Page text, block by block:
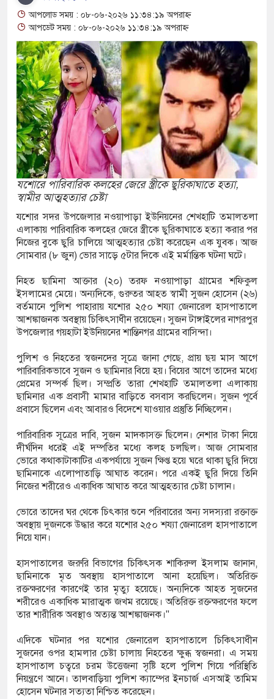
ধরতে গিয়ে পানিতে ডুবে শিশুর মৃত্যু
ইয়াবা-গাঁজাসহ দুই মাদক কারবারী গ্রেপ্তার
৩ মাদক কারবারি গ্রেপ্তার, আড়াই কেজি গাঁজা
কাজেম শাহ, আট ঘণ্টা বিমানে অপেক্ষার পর
মত চালু হলো শিশুদের সফট ইনডোর প্লে-গ্রাউন্ড
ব্যবসায়ীসহ গ্রেফতার-৮
অভিযানে নারীসহ মাদক কারবারি গ্রেফতার
পূর্ববিরোধের জেরে দুই পক্ষের সংঘর্ষ, আহত ৩০
গিয়ে পানিতে ডুবে গৃহবধূর মৃত্যু
রাজি না হওয়ায় তরুণীকে ‘চোর’ সাজিয়ে
আপলোড সময় : ০৮-০৬-২০২৬ ১১:৩৪:১৯ অপরাহ্ন
আপডেট সময় : ০৮-০৬-২০২৬ ১১:৩৪:১৯ অপরাহ্ন
যশোরে পারিবারিক কলহের জেরে স্ত্রীকে ছুরিকাঘাতে হত্যা,
স্বামীর আত্মহত্যার চেষ্টা
যশোর সদর উপজেলার নওয়াপাড়া ইউনিয়নের শেখহাটি তমালতলা
এলাকায় পারিবারিক কলহের জেরে স্ত্রীকে ছুরিকাঘাতে হত্যা করার পর
নিজের বুকে ছুরি চালিয়ে আত্মহত্যার চেষ্টা করেছেন এক যুবক। আজ
সোমবার (৮ জুন) ভোর সাড়ে ৫টার দিকে এই মর্মান্তিক ঘটনা ঘটে।
নিহত ছামিনা আক্তার (২০) তরফ নওয়াপাড়া গ্রামের শফিকুল
ইসলামের মেয়ে। অন্যদিকে, গুরুতর আহত স্বামী সুজন হোসেন (২৬)
বর্তমানে পুলিশ পাহারায় যশোর ২৫০ শয্যা জেনারেল হাসপাতালে
আশঙ্কাজনক অবস্থায় চিকিৎসাধীন রয়েছেন। সুজন টাঙ্গাইলের নাগরপুর
উপজেলার গয়হাটা ইউনিয়নের শান্তিনগর গ্রামের বাসিন্দা।
পুলিশ ও নিহতের স্বজনদের সূত্রে জানা গেছে, প্রায় ছয় মাস আগে
পারিবারিকভাবে সুজন ও ছামিনার বিয়ে হয়। বিয়ের আগে তাদের মধ্যে
প্রেমের সম্পর্ক ছিল। সম্প্রতি তারা শেখহাটি তমালতলা এলাকায়
ছামিনার এক প্রবাসী মামার বাড়িতে বসবাস করছিলেন। সুজন পূর্বে
প্রবাসে ছিলেন এবং আবারও বিদেশে যাওয়ার প্রস্তুতি নিচ্ছিলেন।
পারিবারিক সূত্রের দাবি, সুজন মাদকাসক্ত ছিলেন। নেশার টাকা নিয়ে
দীর্ঘদিন ধরেই এই দম্পতির মধ্যে কলহ চলছিল। আজ সোমবার
ভোরে কথাকাটাকাটির একপর্যায়ে সুজন ক্ষিপ্ত হয়ে ঘরে থাকা ছুরি দিয়ে
ছামিনাকে এলোপাতাড়ি আঘাত করেন। পরে একই ছুরি দিয়ে তিনি
নিজের শরীরেও একাধিক আঘাত করে আত্মহত্যার চেষ্টা চালান।
ভোরে তাদের ঘর থেকে চিৎকার শুনে পরিবারের অন্য সদস্যরা রক্তাক্ত
অবস্থায় দুজনকে উদ্ধার করে যশোর ২৫০ শয্যা জেনারেল হাসপাতালে
নিয়ে যান।
হাসপাতালের জরুরি বিভাগের চিকিৎসক শাকিরুল ইসলাম জানান,
ছামিনাকে মৃত অবস্থায় হাসপাতালে আনা হয়েছিল। অতিরিক্ত
রক্তক্ষরণের কারণেই তার মৃত্যু হয়েছে। অন্যদিকে আহত সুজনের
শরীরেও একাধিক মারাত্মক জখম রয়েছে। অতিরিক্ত রক্তক্ষরণের ফলে
তার শারীরিক অবস্থাও অত্যন্ত আশঙ্কাজনক।"
এদিকে ঘটনার পর যশোর জেনারেল হাসপাতালে চিকিৎসাধীন
সুজনের ওপর হামলার চেষ্টা চালায় নিহতের ক্ষুব্ধ স্বজনরা। এ সময়
হাসপাতাল চত্বরে চরম উত্তেজনা সৃষ্টি হলে পুলিশ গিয়ে পরিস্থিতি
নিয়ন্ত্রণে আনে। তালবাড়িয়া পুলিশ ক্যাম্পের ইনচার্জ এসআই তামিম
হোসেন ঘটনার সত্যতা নিশ্চিত করেছেন।